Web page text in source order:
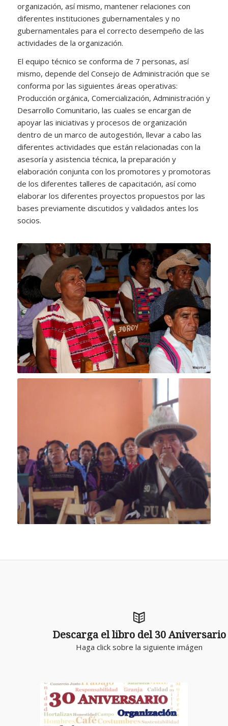
organización, así mismo, mantener relaciones con
diferentes instituciones gubernamentales y no
gubernamentales para el correcto desempeño de las
actividades de la organización.
El equipo técnico se conforma de 7 personas, así
mismo, depende del Consejo de Administración que se
conforma por las siguientes áreas operativas:
Producción orgánica, Comercialización, Administración y
Desarrollo Comunitario, las cuales se encargan de
apoyar las iniciativas y procesos de organización
dentro de un marco de autogestión, llevar a cabo las
diferentes actividades que están relacionadas con la
asesoría y asistencia técnica, la preparación y
elaboración conjunta con los promotores y promotoras
de los diferentes talleres de capacitación, así como
elaborar los diferentes proyectos propuestos por las
bases previamente discutidos y validados antes los
socios.
Descarga el libro del 30 Aniversario
Haga click sobre la siguiente imágen